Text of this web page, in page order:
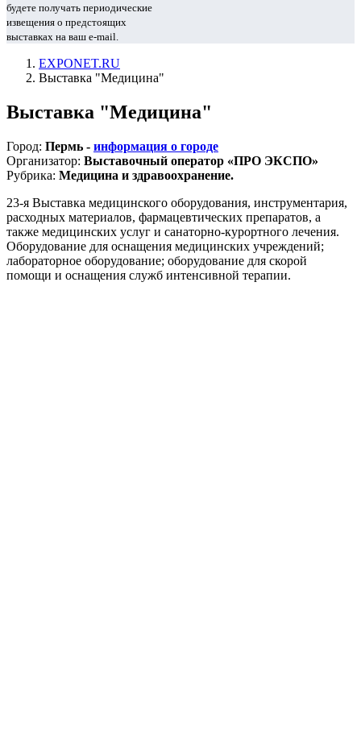
будете получать периодические
извещения о предстоящих
выставках на ваш e-mail.
EXPONET.RU
Выставка "Медицина"
Выставка "Медицина"
Город: Пермь - информация о городе
Организатор: Выставочный оператор «ПРО ЭКСПО»
Рубрика: Медицина и здравоохранение.
23-я Выставка медицинского оборудования, инструментария,
расходных материалов, фармацевтических препаратов, а
также медицинских услуг и санаторно-курортного лечения.
Оборудование для оснащения медицинских учреждений;
лабораторное оборудование; оборудование для скорой
помощи и оснащения служб интенсивной терапии.